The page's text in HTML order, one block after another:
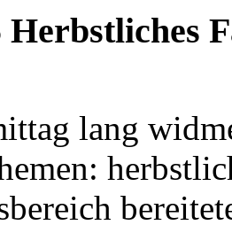
Herbstliches
lang